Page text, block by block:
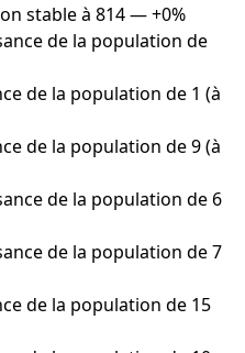
stable à 814 — +0%
de la population de
de la population de 1 (à
de la population de 9 (à
de la population de 6
de la population de 7
de la population de 15